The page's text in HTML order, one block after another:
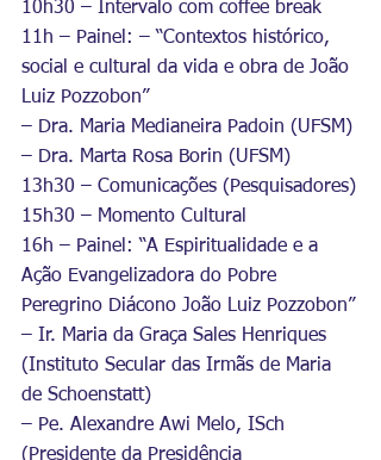
10h30 – Intervalo com coffee break
11h – Painel: – “Contextos histórico,
social e cultural da vida e obra de João
Luiz Pozzobon”
– Dra. Maria Medianeira Padoin (UFSM)
– Dra. Marta Rosa Borin (UFSM)
13h30 – Comunicações (Pesquisadores)
15h30 – Momento Cultural
16h – Painel: “A Espiritualidade e a
Ação Evangelizadora do Pobre
Peregrino Diácono João Luiz Pozzobon”
– Ir. Maria da Graça Sales Henriques
(Instituto Secular das Irmãs de Maria
de Schoenstatt)
– Pe. Alexandre Awi Melo, ISch
(Presidente da Presidência